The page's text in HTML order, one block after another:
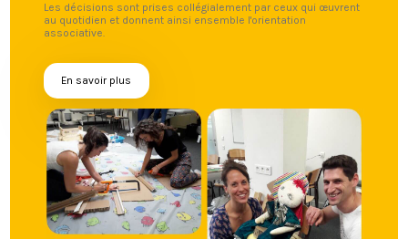
Les décisions sont prises collégialement par ceux qui œuvrent
au quotidien et donnent ainsi ensemble l'orientation
associative.
En savoir plus